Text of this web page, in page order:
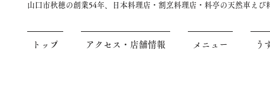
山口市秋穂の創業54年、日本料理店・割烹料理店・料亭の天然車えび
トップ アクセス・店舗情報 メニュー う